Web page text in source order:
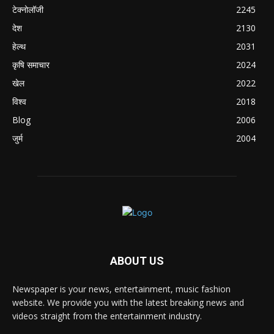
टेक्नोलॉजी
2245
देश
2130
हेल्थ
2031
कृषि समाचार
2024
खेल
2022
विश्व
2018
Blog
2006
जुर्म
2004
ABOUT US
Newspaper is your news, entertainment, music fashion
website. We provide you with the latest breaking news and
videos straight from the entertainment industry.